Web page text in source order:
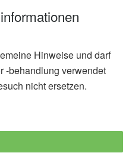
Hinweise und darf
-behandlung verwendet
nicht ersetzen.